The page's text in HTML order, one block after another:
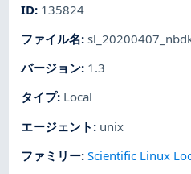
ID: 135824
ファイル名:
バージョン: 1.3
タイプ: Local
エージェント : unix
ファミリー:Scientific Linux